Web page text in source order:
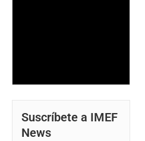
Suscríbete a IMEF
News